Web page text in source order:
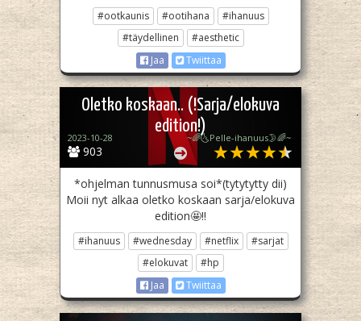
#ootkaunis #ootihana
#ihanuus
#täydellinen
#aesthetic
Jaa
Twiittaa
Oletko koskaan.. (!Sarja/elokuva
edition!)
903
2023-10-28 ~🌈🌜Pelle-ihanuus🌛🌈~
*ohjelman tunnusmusa soi*(tytytytty dii)
Moii nyt alkaa oletko koskaan sarja/elokuva
edition🤩!!
#ihanuus #wednesday #netflix
#sarjat
#elokuvat
#hp
Jaa
Twiittaa